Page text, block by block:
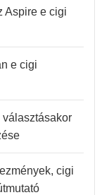
Aspire e cigi
e cigi
választásakor
cigi